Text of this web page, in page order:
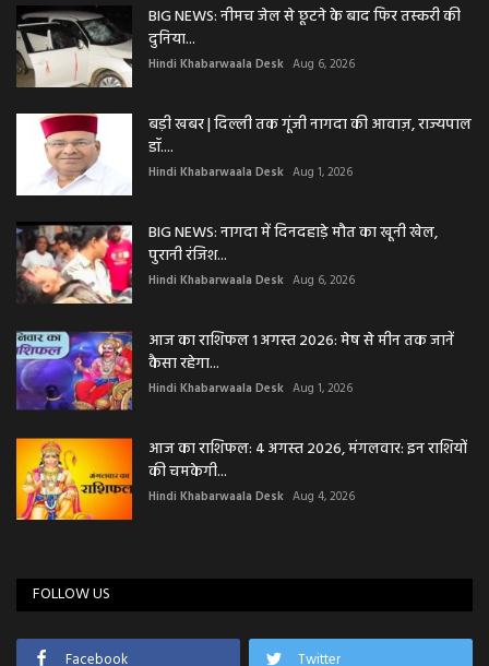
BIG NEWS: नीमच जेल से छूटने के बाद फिर तस्करी की
दुनिया...
Hindi Khabarwaala Desk Aug 6, 2026
बड़ी खबर | दिल्ली तक गूंजी नागदा की आवाज़, राज्यपाल
डॉ....
Hindi Khabarwaala Desk Aug 1, 2026
BIG NEWS: नागदा में दिनदहाड़े मौत का खूनी खेल,
पुरानी रंजिश...
Hindi Khabarwaala Desk Aug 6, 2026
आज का राशिफल 1 अगस्त 2026: मेष से मीन तक जानें
कैसा रहेगा...
Hindi Khabarwaala Desk Aug 1, 2026
आज का राशिफल: 4 अगस्त 2026, मंगलवार: इन राशियों
की चमकेगी...
Hindi Khabarwaala Desk Aug 4, 2026
FOLLOW US
Facebook Twitter